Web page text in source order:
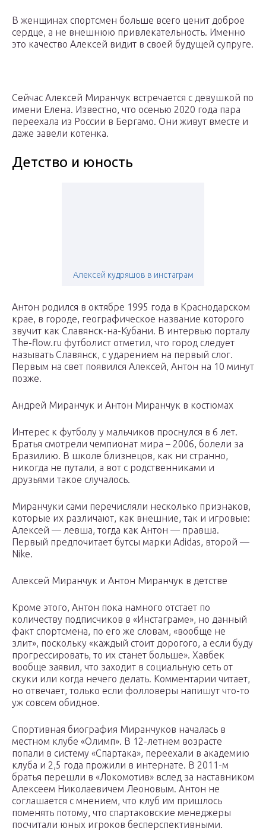
В женщинах спортсмен больше всего ценит доброе
сердце, а не внешнюю привлекательность. Именно
это качество Алексей видит в своей будущей супруге.
Сейчас Алексей Миранчук встречается с девушкой по
имени Елена. Известно, что осенью 2020 года пара
переехала из России в Бергамо. Они живут вместе и
даже завели котенка.
Детство и юность
Алексей кудряшов в инстаграм
Антон родился в октябре 1995 года в Краснодарском
крае, в городе, географическое название которого
звучит как Славянск-на-Кубани. В интервью порталу
Тhe-flow.ru футболист отметил, что город следует
называть Славянск, с ударением на первый слог.
Первым на свет появился Алексей, Антон на 10 минут
позже.
Андрей Миранчук и Антон Миранчук в костюмах
Интерес к футболу у мальчиков проснулся в 6 лет.
Братья смотрели чемпионат мира – 2006, болели за
Бразилию. В школе близнецов, как ни странно,
никогда не путали, а вот с родственниками и
друзьями такое случалось.
Миранчуки сами перечисляли несколько признаков,
которые их различают, как внешние, так и игровые:
Алексей — левша, тогда как Антон — правша.
Первый предпочитает бутсы марки Adidas, второй —
Nike.
Алексей Миранчук и Антон Миранчук в детстве
Кроме этого, Антон пока намного отстает по
количеству подписчиков в «Инстаграме», но данный
факт спортсмена, по его же словам, «вообще не
злит», поскольку «каждый стоит дорогого, а если буду
прогрессировать, то их станет больше». Хавбек
вообще заявил, что заходит в социальную сеть от
скуки или когда нечего делать. Комментарии читает,
но отвечает, только если фолловеры напишут что-то
уж совсем обидное.
Спортивная биография Миранчуков началась в
местном клубе «Олимп». В 12-летнем возрасте
попали в систему «Спартака», переехали в академию
клуба и 2,5 года прожили в интернате. В 2011-м
братья перешли в «Локомотив» вслед за наставником
Алексеем Николаевичем Леоновым. Антон не
соглашается с мнением, что клуб им пришлось
поменять потому, что спартаковские менеджеры
посчитали юных игроков бесперспективными.